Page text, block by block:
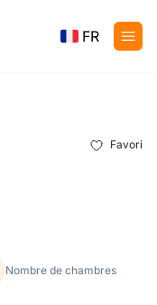
FR
Favori
Nombre de chambres